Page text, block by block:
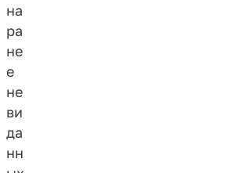
на
ра
не
е
не
ви
да
нн